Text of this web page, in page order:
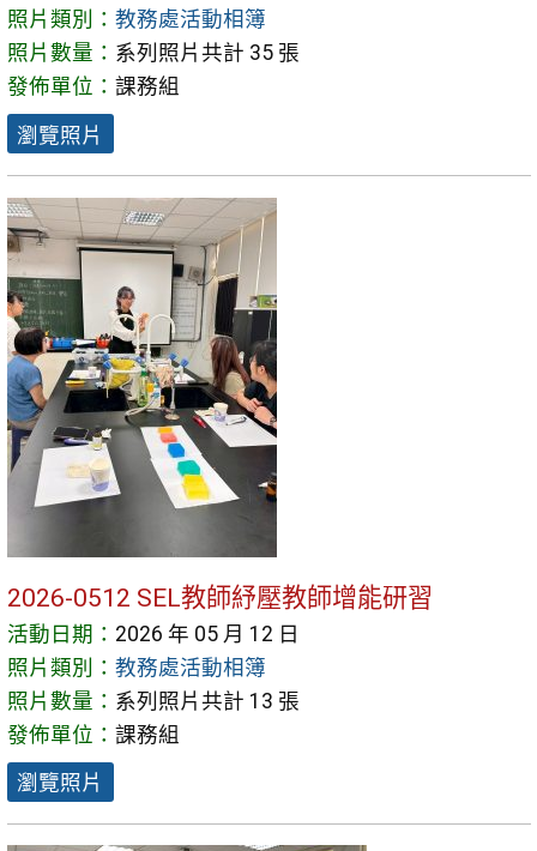
照片類別： 教務處活動相簿
照片數量： 系列照片共計 35 張
發佈單位： 課務組
瀏覽照片
2026-0512 SEL教師紓壓教師增能研習
活動日期： 2026 年 05 月 12 日
照片類別： 教務處活動相簿
照片數量： 系列照片共計 13 張
發佈單位： 課務組
瀏覽照片